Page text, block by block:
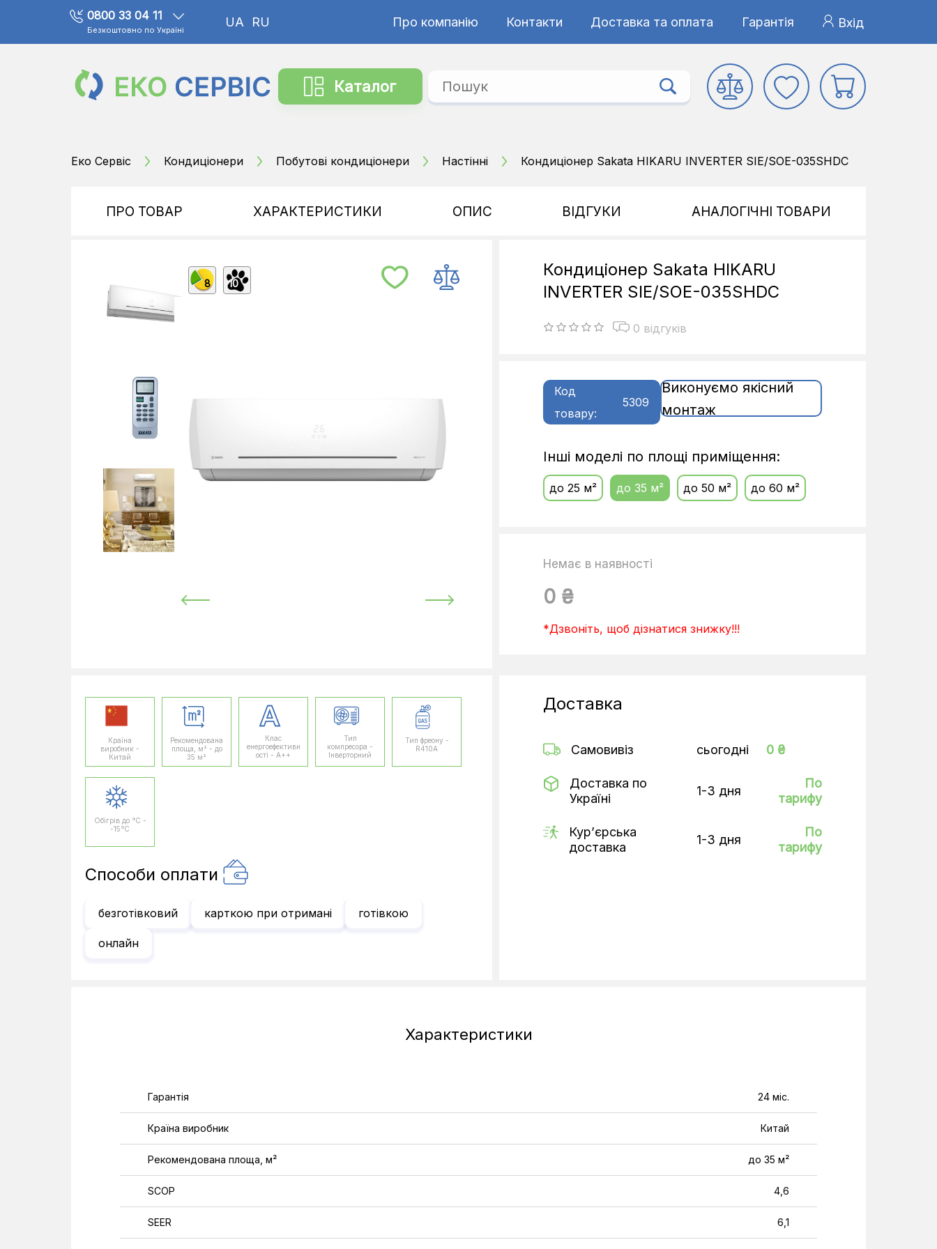
0800 33 04 11
Безкоштовно по Україні
UA RU Про компанію Контакти Доставка та оплата Гарантія Вхід
Каталог
Еко Сервіс Кондиціонери Побутові кондиціонери Настінні Кондиціонер Sakata HIKARU INVERTER SIE/SOE-035SHDC
ПРО ТОВАР ХАРАКТЕРИСТИКИ ОПИС ВІДГУКИ АНАЛОГІЧНІ ТОВАРИ
8 10
Країна
виробник -
Китай
Рекомендована
площа, м² - до
35 м²
Клас
енергоефективн
ості - A++
Тип
компресора -
Інверторний
Тип фреону -
R410A
Обігрів до °C -
-15°C
Способи оплати
безготівковий карткою при отримані готівкою
онлайн
Кондиціонер Sakata HIKARU
INVERTER SIE/SOE-035SHDC
0 відгуків
Код
товару:
5309
Виконуємо якісний
монтаж
Інші моделі по площі приміщення:
до 25 м² до 35 м² до 50 м² до 60 м²
Немає в наявності
0 ₴
*Дзвоніть, щоб дізнатися знижку!!!
Доставка
Самовивіз сьогодні 0 ₴
Доставка по
Україні
1-3 дня
По
тарифу
Кур’єрська
доставка
1-3 дня
По
тарифу
Характеристики
Гарантія 24 міс.
Країна виробник Китай
Рекомендована площа, м² до 35 м²
SCOP 4,6
SEER 6,1